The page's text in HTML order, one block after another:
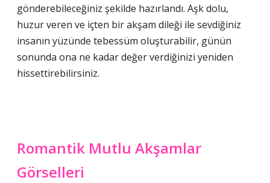
gönderebileceğiniz şekilde hazırlandı. Aşk dolu,
huzur veren ve içten bir akşam dileği ile sevdiğiniz
insanın yüzünde tebessüm oluşturabilir, günün
sonunda ona ne kadar değer verdiğinizi yeniden
hissettirebilirsiniz.
Romantik Mutlu Akşamlar
Görselleri